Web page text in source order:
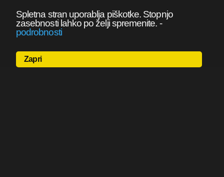
Spletna stran uporablja piškotke. Stopnjo
zasebnosti lahko po želji spremenite. -
podrobnosti
Zapri